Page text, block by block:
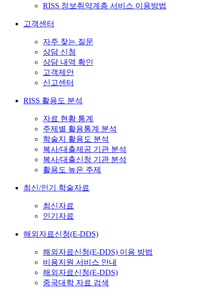
RISS 정보취약계층 서비스 이용방법
고객센터
자주 찾는 질문
상담 신청
상담 내역 확인
고객제안
신고센터
RISS 활용도 분석
자료 현황 통계
주제별 활용통계 분석
학술지 활용도 분석
복사/대출제공 기관 분석
복사/대출신청 기관 분석
활용도 높은 주제
최신/인기 학술자료
최신자료
인기자료
해외자료신청(E-DDS)
해외자료신청(E-DDS) 이용 방법
비용지원 서비스 안내
해외자료신청(E-DDS)
중국대학 자료 검색